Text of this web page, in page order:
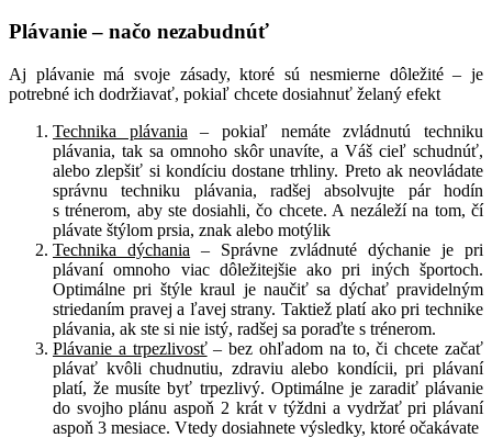
Plávanie – načo nezabudnúť
Aj plávanie má svoje zásady, ktoré sú nesmierne dôležité – je
potrebné ich dodržiavať, pokiaľ chcete dosiahnuť želaný efekt
Technika plávania – pokiaľ nemáte zvládnutú techniku
plávania, tak sa omnoho skôr unavíte, a Váš cieľ schudnúť,
alebo zlepšiť si kondíciu dostane trhliny. Preto ak neovládate
správnu techniku plávania, radšej absolvujte pár hodín
s trénerom, aby ste dosiahli, čo chcete. A nezáleží na tom, čí
plávate štýlom prsia, znak alebo motýlik
Technika dýchania – Správne zvládnuté dýchanie je pri
plávaní omnoho viac dôležitejšie ako pri iných športoch.
Optimálne pri štýle kraul je naučiť sa dýchať pravidelným
striedaním pravej a ľavej strany. Taktiež platí ako pri technike
plávania, ak ste si nie istý, radšej sa poraďte s trénerom.
Plávanie a trpezlivosť– bez ohľadom na to, či chcete začať
plávať kvôli chudnutiu, zdraviu alebo kondícii, pri plávaní
platí, že musíte byť trpezlivý. Optimálne je zaradiť plávanie
do svojho plánu aspoň 2 krát v týždni a vydržať pri plávaní
aspoň 3 mesiace. Vtedy dosiahnete výsledky, ktoré očakávate